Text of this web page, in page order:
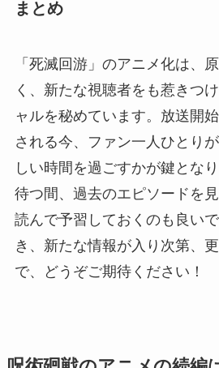
まとめ
「死滅回游」のアニメ化は、
く、新たな視聴者をも惹きつ
ャルを秘めています。放送開
される今、ファン一人ひとり
しい時間を過ごすかが鍵とな
待つ間、過去のエピソードを
読んで予習しておくのも良い
き、新たな情報が入り次第、
で、どうぞご期待ください！